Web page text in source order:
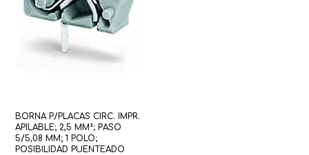
BORNA P/PLACAS CIRC. IMPR.
APILABLE; 2,5 MM²; PASO
5/5,08 MM; 1 POLO;
POSIBILIDAD PUENTEADO